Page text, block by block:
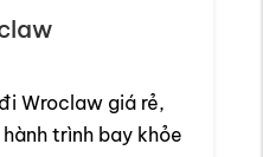
giá này sẽ bao
Wroclaw giá rẻ,
trình bay khỏe